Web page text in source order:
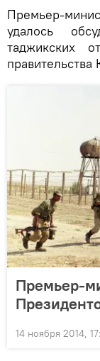
Премьер-
удалось
таджикских
правительства
Премьер-
14 ноября 2014,